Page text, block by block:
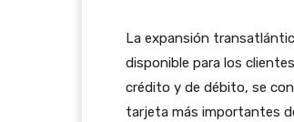
La expansión
disponible para los
crédito y de débito, se
tarjeta más importantes